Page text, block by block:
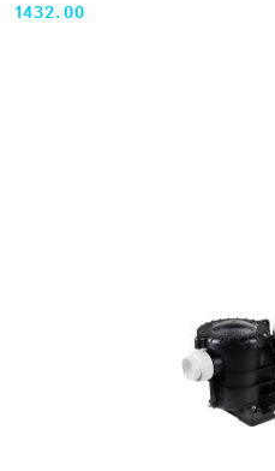
Cena:
1432.00